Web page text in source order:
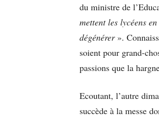
du ministre de
mettent les lycéens
dégénérer».
soient pour grand-
passions que la
Ecoutant, l’autre
succède à la messe